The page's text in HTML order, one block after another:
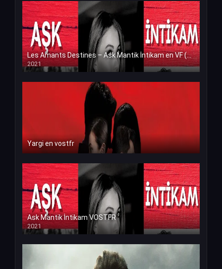
Les Amants Destines – Ask Mantik İntikam en VF (Voix Francaise)
2021
Yargi en vostfr
Ask Mantik İntikam VOSTFR
2021